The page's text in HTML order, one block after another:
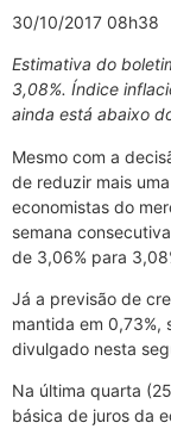
30/10/2017 08h38
Estimativa do
3,08%. Índice
ainda está abaixo
Mesmo com a
de reduzir mais
economistas do
semana
de 3,06% para
Já a previsão de
mantida em 0,73%,
divulgado nesta
Na última quarta
básica de juros da